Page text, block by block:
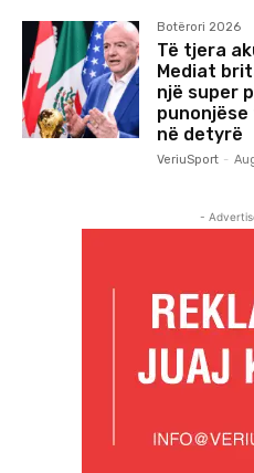
Botërori 2026
Të tjera
Mediat
një super
punonjëse
në detyrë
VeriuSport -
-